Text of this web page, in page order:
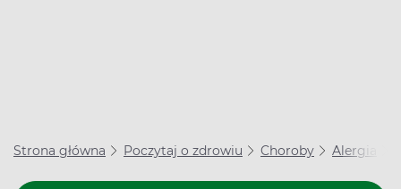
Strona główna Poczytaj o zdrowiu Choroby Alergia